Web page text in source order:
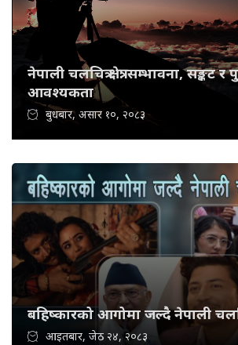
नेपाली चलचित्र क्षेत्र: सम्भावना, सङ्कट
आवश्यकता
बुधबार, असार १०, २०८३
बहिष्कारको आगोमा जल्दै नेपाली
आइतबार, जेठ २४, २०८३